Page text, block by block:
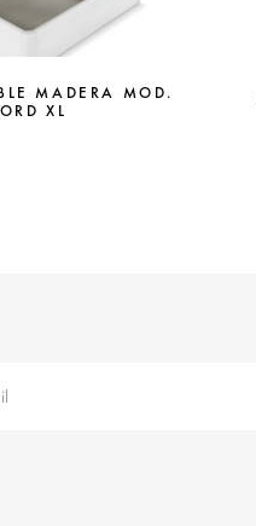
MADERA MOD.
XL